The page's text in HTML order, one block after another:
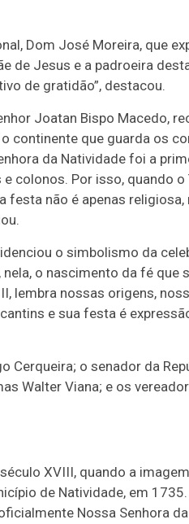
Dom José Moreira, que
de Jesus e a padroeira
de gratidão”, destacou.
Joatan Bispo Macedo,
continente que guarda os
da Natividade foi a
colonos. Por isso, quando
festa não é apenas
o simbolismo da
o nascimento da fé que
lembra nossas origens,
e sua festa é
o senador da
Walter Viana; e os
XVIII, quando a
de Natividade, em
Nossa Senhora